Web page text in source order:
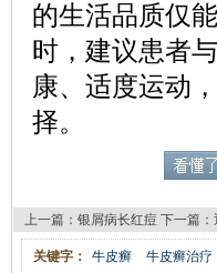
的生活品质仅
时，建议患者
康、适度运动
择。
上一篇： 银屑病长红痘 下一篇：
关键字： 牛皮癣 牛皮癣治疗